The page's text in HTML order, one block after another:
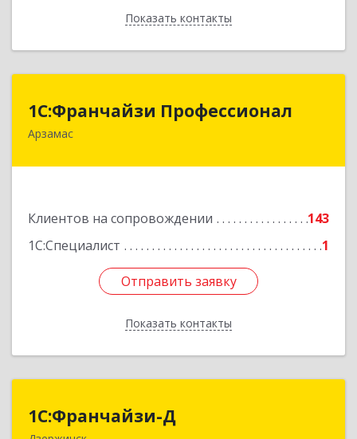
Показать контакты
Назад
1С:Франчайзи Профессионал
Арзамас
Клиентов на сопровождении
143
1С:Специалист
1
Отправить заявку
Показать контакты
1С:Франчайзи Профессионал
607227, Нижегородская обл, Арзамас г, Кирова
Отправить заявку
Назад
1С:Франчайзи-Д